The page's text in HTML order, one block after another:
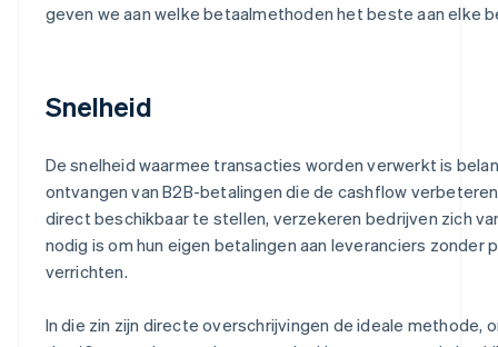
geven we aan welke betaalmethoden het beste aan elke
Snelheid
De snelheid waarmee transacties worden verwerkt is
ontvangen van B2B-betalingen die de cashflow
direct beschikbaar te stellen, verzekeren bedrijven zich
nodig is om hun eigen betalingen aan leveranciers zonder
verrichten.
In die zin zijn directe overschrijvingen de ideale methode,